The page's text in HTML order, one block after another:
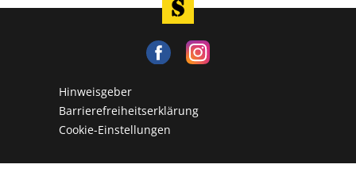
Hinweisgeber
Barrierefreiheitserklärung
Cookie-Einstellungen